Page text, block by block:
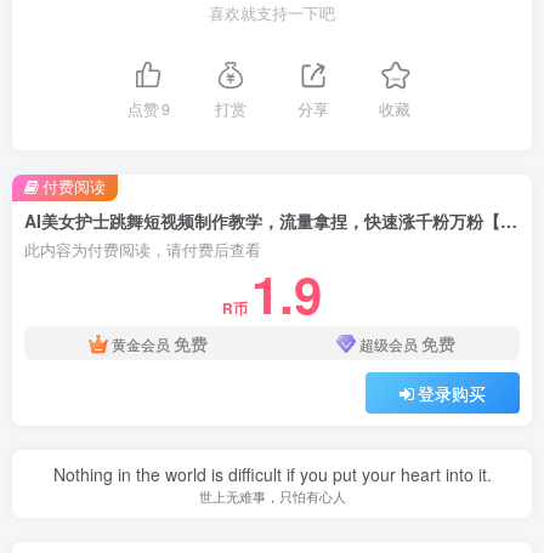
喜欢就支持一下吧
点赞9 打赏 分享 收藏
AI美女护士跳舞短视频制作教学，流量拿捏，快速涨千粉万粉【提示词+视频教程】
此内容为付费阅读，请付费后查看
R币 1.9
黄金会员 免费 超级会员 免费
登录购买
付费阅读
Nothing in the world is difficult if you put your heart into it.
世上无难事，只怕有心人